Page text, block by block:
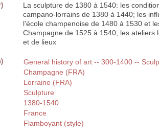
La sculpture de 1380 à 1540: les
campano-lorrains de 1380 à 1440; les
l'école champenoise de 1480 à 1530 et
Champagne de 1525 à 1540; les
et de lieux
General history of art -- 300-1400 --
Champagne (FRA)
Lorraine (FRA)
Sculpture
1380-1540
France
Flamboyant (style)